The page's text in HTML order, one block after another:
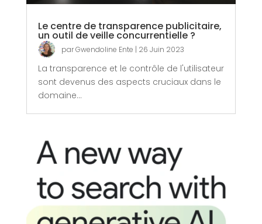
Le centre de transparence publicitaire,
un outil de veille concurrentielle ?
parGwendoline Ente | 26 Juin 2023
La transparence et le contrôle de l'utilisateur
sont devenus des aspects cruciaux dans le
domaine...